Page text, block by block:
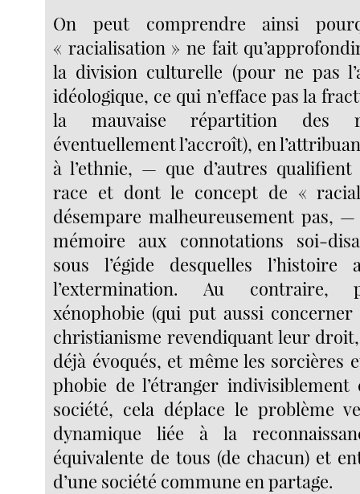
On peut comprendre ainsi
« racialisation » ne fait
la division culturelle (pour ne pas
idéologique, ce qui n’efface pas la
la mauvaise répartition des
éventuellement l’accroît), en
à l’ethnie, — que d’autres qualifient
race et dont le concept de «
désempare malheureusement pas,
mémoire aux connotations soi-
sous l’égide desquelles l’histoire
l’extermination. Au contraire,
xénophobie (qui put aussi
christianisme revendiquant leur
déjà évoqués, et même les sorcières
phobie de l’étranger
société, cela déplace le problème
dynamique liée à la
équivalente de tous (de chacun) et
d’une société commune en partage.